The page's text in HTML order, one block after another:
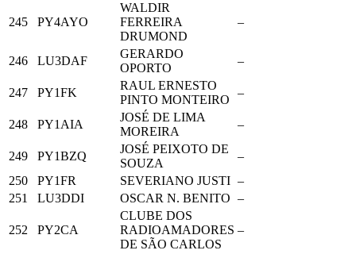
245 PY4AYO
WALDIR
FERREIRA
DRUMOND
–
246 LU3DAF
GERARDO
OPORTO
–
247 PY1FK
RAUL ERNESTO
PINTO MONTEIRO
–
248 PY1AIA
JOSÉ DE LIMA
MOREIRA
–
249 PY1BZQ
JOSÉ PEIXOTO DE
SOUZA
–
250
PY1FR SEVERIANO JUSTI –
251
LU3DDI OSCAR N. BENITO –
252 PY2CA
CLUBE DOS
RADIOAMADORES
DE SÃO CARLOS
–